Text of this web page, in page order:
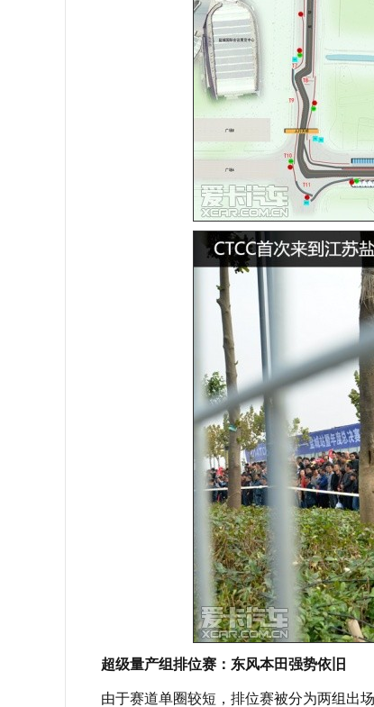
超级量产组排位赛：东风本田强势依旧
由于赛道单圈较短，排位赛被分为两组出